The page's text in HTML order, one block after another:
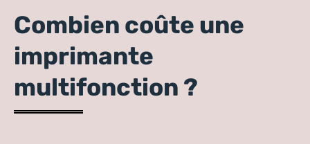
Combien coûte une
imprimante
multifonction ?